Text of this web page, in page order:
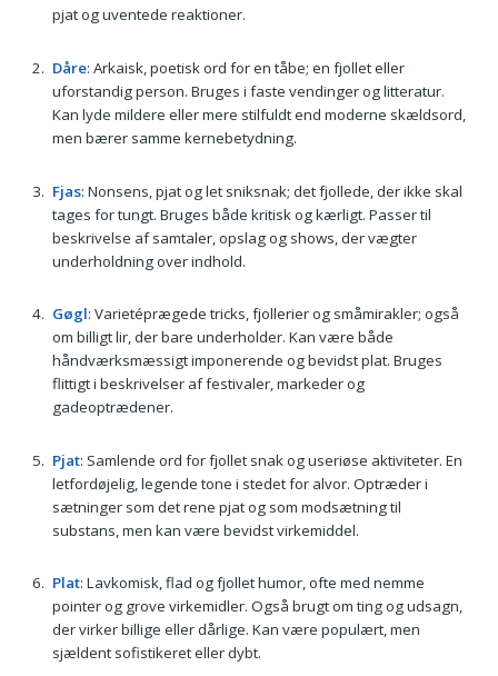
pjat og uventede reaktioner.
Dåre: Arkaisk, poetisk ord for en tåbe; en fjollet eller
uforstandig person. Bruges i faste vendinger og litteratur.
Kan lyde mildere eller mere stilfuldt end moderne skældsord,
men bærer samme kernebetydning.
Fjas: Nonsens, pjat og let sniksnak; det fjollede, der ikke skal
tages for tungt. Bruges både kritisk og kærligt. Passer til
beskrivelse af samtaler, opslag og shows, der vægter
underholdning over indhold.
Gøgl: Varietéprægede tricks, fjollerier og småmirakler; også
om billigt lir, der bare underholder. Kan være både
håndværksmæssigt imponerende og bevidst plat. Bruges
flittigt i beskrivelser af festivaler, markeder og
gadeoptrædener.
Pjat: Samlende ord for fjollet snak og useriøse aktiviteter. En
letfordøjelig, legende tone i stedet for alvor. Optræder i
sætninger som det rene pjat og som modsætning til
substans, men kan være bevidst virkemiddel.
Plat: Lavkomisk, flad og fjollet humor, ofte med nemme
pointer og grove virkemidler. Også brugt om ting og udsagn,
der virker billige eller dårlige. Kan være populært, men
sjældent sofistikeret eller dybt.